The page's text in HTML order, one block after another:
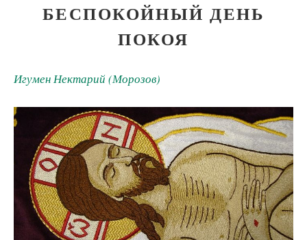
БЕСПОКОЙНЫЙ ДЕНЬ
ПОКОЯ
Игумен Нектарий (Морозов)